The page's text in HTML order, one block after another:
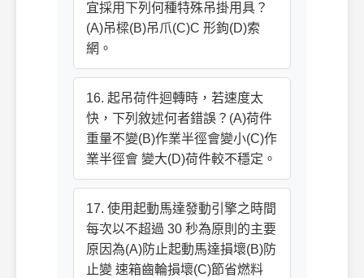
宜採用下列何種特殊吊掛用具？
(A)吊樑(B)吊爪(C)C 形鉤(D)索
網。
16. 起吊荷件迴轉時，若速度太
快，下列敘述何者錯誤？(A)荷件
重量不變(B)作業半徑會變小(C)作
業半徑會 變大(D)荷件較不穩定。
17. 使用起動馬達發動引擎之時間
每次以不超過 30 秒為原則的主要
原因為(A)防止起動馬達損壞(B)防
止變 速箱齒輪損壞(C)節省燃料